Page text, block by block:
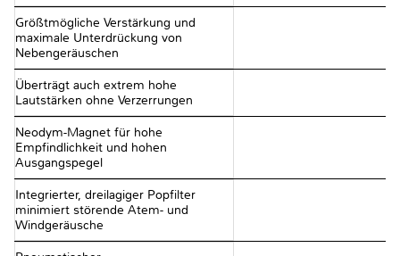
Größtmögliche Verstärkung und
maximale Unterdrückung von
Nebengeräuschen
Überträgt auch extrem hohe
Lautstärken ohne Verzerrungen
Neodym-Magnet für hohe
Empfindlichkeit und hohen
Ausgangspegel
Integrierter, dreilagiger Popfilter
minimiert störende Atem- und
Windgeräusche